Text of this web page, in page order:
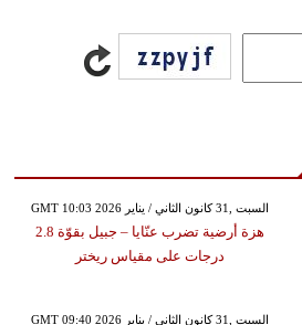
GMT 10:03 2026 السبت ,31 كانون الثاني / يناير
هزة أرضية تضرب عنّايا – جبيل بقوّة 2.8
درجات على مقياس ريختر
GMT 09:40 2026 السبت ,31 كانون الثاني / يناير